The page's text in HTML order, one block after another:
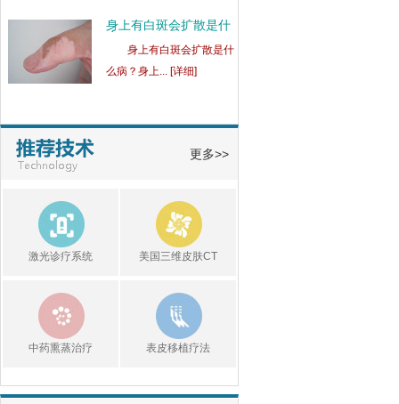
白斑发红的原因是什
白斑发红的原因是什
么？白斑发红... [详细]
白癜风患处的皮肤瘙痒
白癜风患处的皮肤瘙痒
白癜风患者容易受到什
白癜风患者容易受到什
更多>>
激光诊疗系统 美国三维皮肤CT
中药熏蒸治疗 表皮移植疗法